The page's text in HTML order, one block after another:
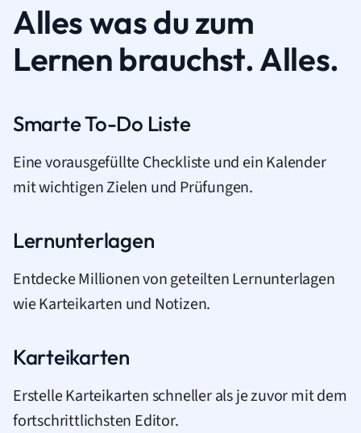
Alles was du zum
Lernen brauchst. Alles.
Smarte To-Do Liste
Eine vorausgefüllte Checkliste und ein Kalender
mit wichtigen Zielen und Prüfungen.
Lernunterlagen
Entdecke Millionen von geteilten Lernunterlagen
wie Karteikarten und Notizen.
Karteikarten
Erstelle Karteikarten schneller als je zuvor mit dem
fortschrittlichsten Editor.